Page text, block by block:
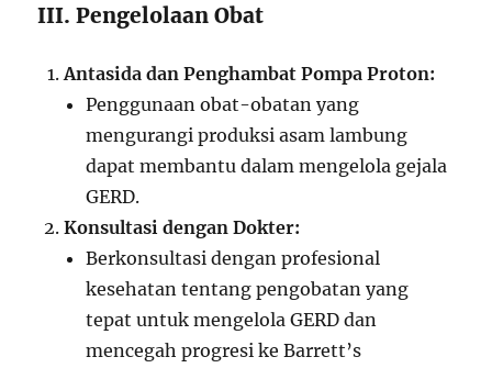
III. Pengelolaan Obat
Antasida dan Penghambat Pompa Proton:
Penggunaan obat-obatan yang
mengurangi produksi asam lambung
dapat membantu dalam mengelola gejala
GERD.
Konsultasi dengan Dokter:
Berkonsultasi dengan profesional
kesehatan tentang pengobatan yang
tepat untuk mengelola GERD dan
mencegah progresi ke Barrett’s